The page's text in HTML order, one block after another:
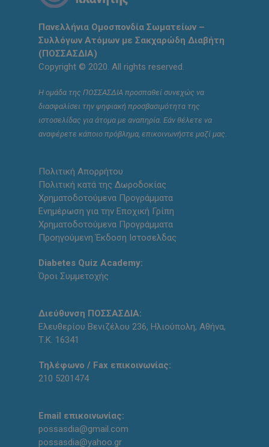
Πανελλήνια Ομοσπονδία Σωματείων –
Συλλόγων Ατόμων με Σακχαρώδη Διαβήτη
(ΠΟΣΣΑΣΔΙΑ)
Copyright © 2020. All rights reserved.
Η ομάδα της ΠΟΣΣΑΣΔΙΑ προσπαθεί συνεχώς να
διασφαλίσει την ψηφιακή προσβασιμότητα της
ιστοσελίδας για άτομα με αναπηρία. Εάν θέλετε να
αναφέρετε κάποιο πρόβλημα, επικοινωνήστε μαζί μας.
Πολιτική Απορρήτου
Πολιτική κατά της Δωροδοκίας
Χρηματοδοτούμενα Προγράμματα
Ενημέρωση για την Εποχική Γρίπη
Χρηματοδοτούμενα Προγράμματα
Προηγούμενη Έκδοση Ιστοσελδας
Diabetes Quiz Academy:
Όροι Συμμετοχής
Διεύθυνση ΠΟΣΣΑΣΔΙΑ:
Ελευθερίου Βενιζέλου 236, Ηλιούπολη, Αθήνα,
Τ.Κ. 16341
Τηλέφωνο / Fax επικοινωνίας:
210 5201474
Email επικοινωνίας:
possasdia@gmail.com
possasdia@yahoo.gr